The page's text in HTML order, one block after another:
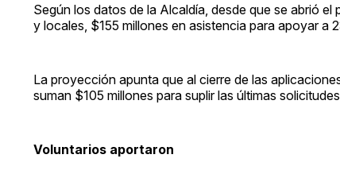
Según los datos de la Alcaldía, desde que se abrió
y locales, $155 millones en asistencia para apoyar a
La proyección apunta que al cierre de las
suman $105 millones para suplir las últimas
Voluntarios aportaron